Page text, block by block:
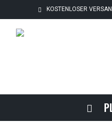
KOSTENLOSER